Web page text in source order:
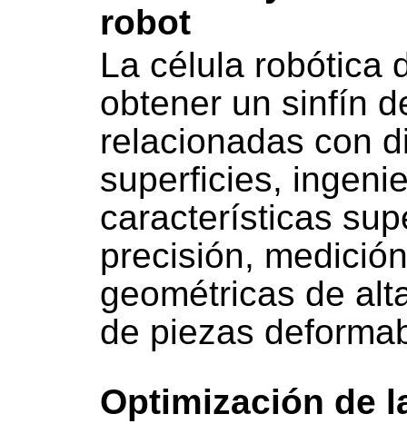
robot
La célula robótica
obtener un sinfín
relacionadas con
superficies,
características
precisión,
geométricas de
de piezas
Optimización de